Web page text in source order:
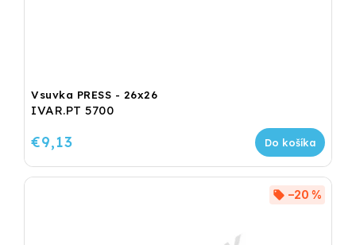
Vsuvka PRESS - 26x26
IVAR.PT 5700
€9,13 Do košíka
–20 %